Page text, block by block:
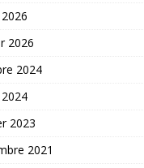
2026
2024
2023
2021